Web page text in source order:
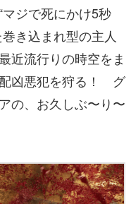
ジで死にかけ5秒
き込まれ型の主人
近流行りの時空をま
凶悪犯を狩る！ グ
の、お久しぶ〜り〜